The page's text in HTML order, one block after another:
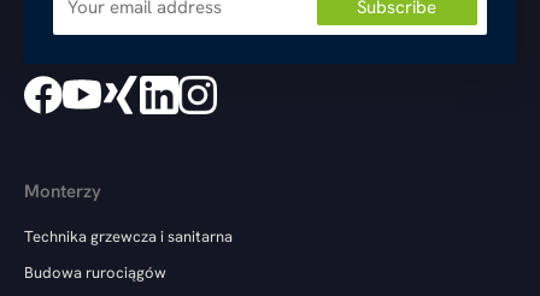
Monterzy
Technika grzewcza i sanitarna
Budowa rurociągów